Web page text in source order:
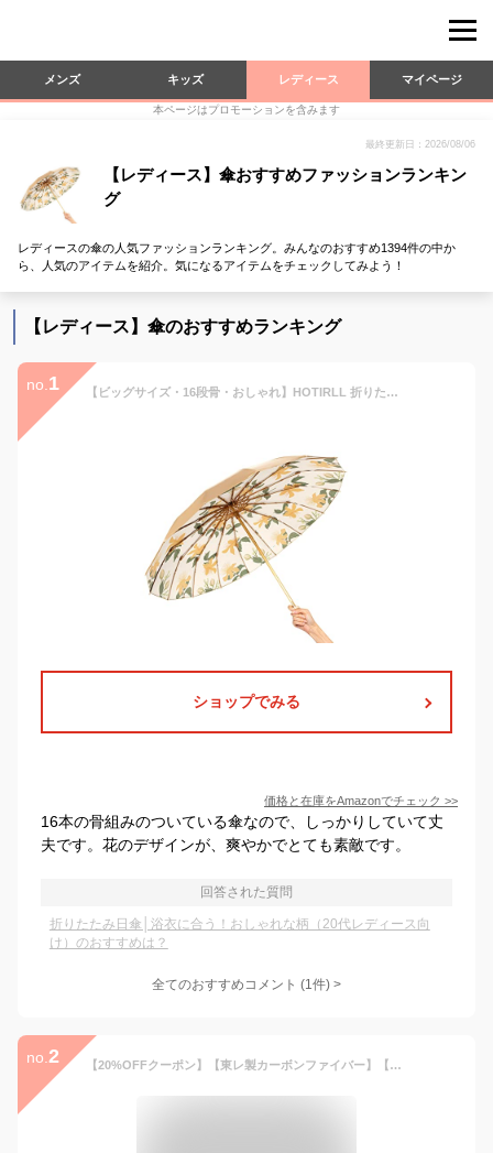
メンズ キッズ レディース マイページ
本ページはプロモーションを含みます
最終更新日：2026/08/06
【レディース】傘おすすめファッションランキン
グ
レディースの傘の人気ファッションランキング。みんなのおすすめ1394件の中か
ら、人気のアイテムを紹介。気になるアイテムをチェックしてみよう！
【レディース】傘のおすすめランキング
no. 1 【ビッグサイズ・16段骨・おしゃれ】HOTIRLL 折りたたみ傘 日傘 折りたたみ傘 レディース 晴雨兼用傘 レディース ミニ かわいい かわいい花柄 UVカット遮光 遮熱 手開き 母の日 ギフト 携帯便利 収納ポーチ付き
ショップでみる
価格と在庫をAmazonでチェック >>
16本の骨組みのついている傘なので、しっかりしていて丈
夫です。花のデザインが、爽やかでとても素敵です。
回答された質問
折りたたみ日傘│浴衣に合う！おしゃれな柄（20代レディース向
け）のおすすめは？
全てのおすすめコメント (1件) >
no. 2 【20%OFFクーポン】【東レ製カーボンファイバー】【テレビで紹介】KONCIWA 日傘 折りたたみ 1秒でたためる 【与田祐希×次世代日傘】形状記憶 完全遮光 UVカット100% 超軽量200g 大判100cm 晴雨兼用 逆戻り防止 遮熱-20℃ 自動開閉 レディース コンパクト